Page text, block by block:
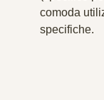
comoda
specifiche.